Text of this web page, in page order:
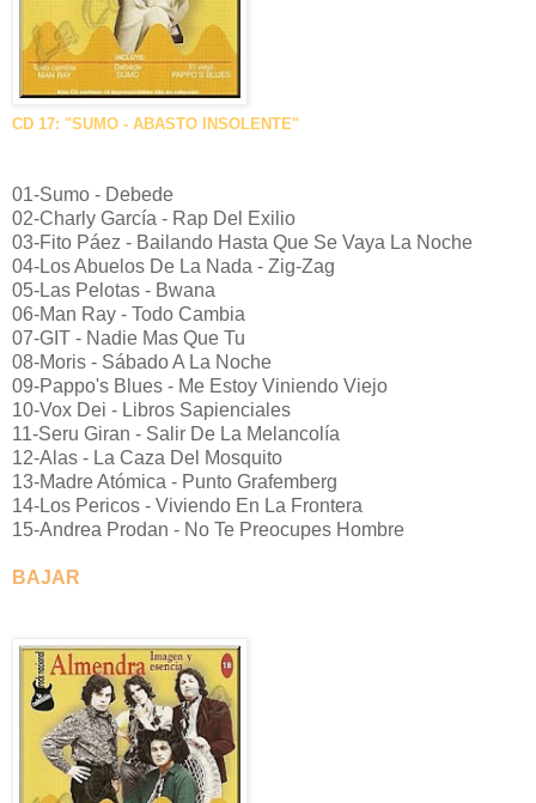
CD 17: "SUMO - ABASTO INSOLENTE"
01-Sumo - Debede
02-Charly García - Rap Del Exilio
03-Fito Páez - Bailando Hasta Que Se Vaya La Noche
04-Los Abuelos De La Nada - Zig-Zag
05-Las Pelotas - Bwana
06-Man Ray - Todo Cambia
07-GIT - Nadie Mas Que Tu
08-Moris - Sábado A La Noche
09-Pappo's Blues - Me Estoy Viniendo Viejo
10-Vox Dei - Libros Sapienciales
11-Seru Giran - Salir De La Melancolía
12-Alas - La Caza Del Mosquito
13-Madre Atómica - Punto Grafemberg
14-Los Pericos - Viviendo En La Frontera
15-Andrea Prodan - No Te Preocupes Hombre
BAJAR